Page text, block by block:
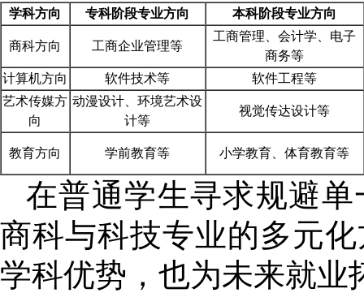
学科方向 专科阶段专业方向 本科阶段专业方向
商科方向 工商企业管理等
工商管理、会计学、电子
商务等
计算机方向
软件技术等
软件工程等
艺术传媒方
向
动漫设计、环境艺术设
计等
视觉传达设计等
教育方向 学前教育等 小学教育、体育教育等
在普通学生寻求规避
商科与科技专业的多元
学科优势，也为未来就业